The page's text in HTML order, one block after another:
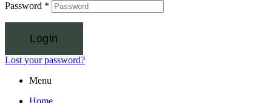
Password *
Login
Lost your password?
Menu